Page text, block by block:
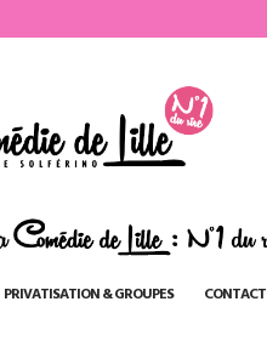
PRIVATISATION & GROUPES CONTACT